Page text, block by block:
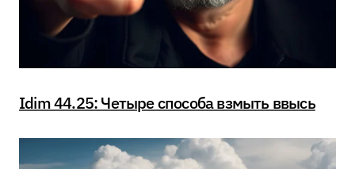
Idim 44.25: Четыре способа взмыть ввысь